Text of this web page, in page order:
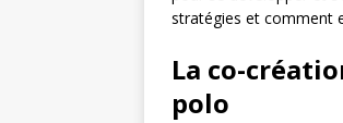
stratégies et comment
La co-
polo